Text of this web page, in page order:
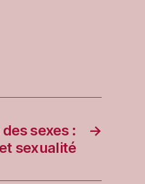
→
sexes :
sexualité